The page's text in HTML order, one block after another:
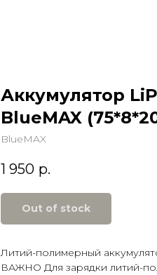
Аккумулятор
BlueMAX
BlueMAX
1 950 р.
Out of stock
Литий-полимерный
ВАЖНО Для зарядки литий-